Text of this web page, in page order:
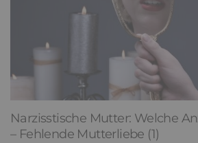
Narzisstische Mutter: Welche
– Fehlende Mutterliebe (1)